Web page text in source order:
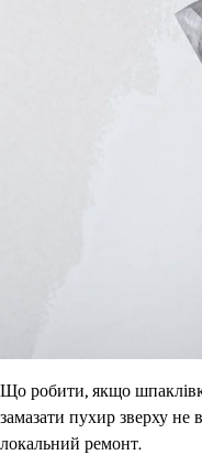
Що робити, якщо
замазати пухир зверху
локальний ремонт.